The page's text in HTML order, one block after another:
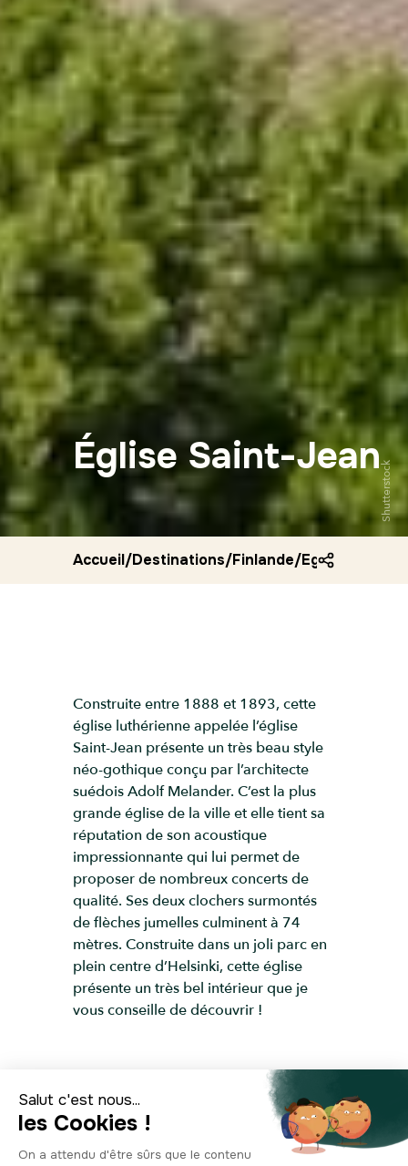
Église Saint-Jean
Shutterstock
Accueil/Destinations/Finlande/Eglise saint
Construite entre 1888 et 1893, cette
église luthérienne appelée l’église
Saint-Jean présente un très beau style
néo-gothique conçu par l’architecte
suédois Adolf Melander. C’est la plus
grande église de la ville et elle tient sa
réputation de son acoustique
impressionnante qui lui permet de
proposer de nombreux concerts de
qualité. Ses deux clochers surmontés
de flèches jumelles culminent à 74
mètres. Construite dans un joli parc en
plein centre d’Helsinki, cette église
présente un très bel intérieur que je
vous conseille de découvrir !